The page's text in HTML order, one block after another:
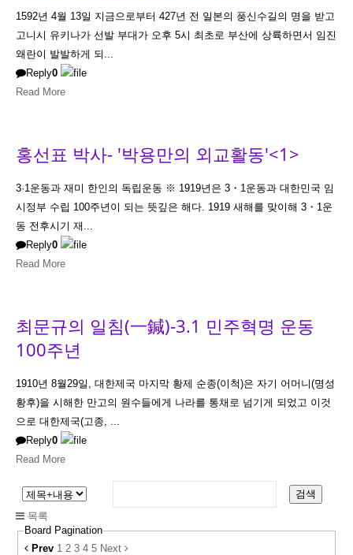
1592년 4월 13일 지금으로부터 427년 전 일본의 풍신수길의 명을 받고
고니시 유키나가 선발 부대가 오후 5시 최초로 부산에 상륙하면서 임진
왜란이 발발하게 되...
Reply0
Read More
홍선표 박사- '박용만의 외교활동'<1>
3·1운동과 재미 한인의 독립운동 ※ 1919년은 3・1운동과 대한민국 임
시정부 수립 100주년이 되는 뜻깊은 해다. 1919 새해를 맞이해 3・1운
동 전후시기 재...
Reply0
Read More
최문규의 일침(一鍼)-3.1 민주혁명 운동
100주년
1910년 8월29일, 대한제국 마지막 황제 순종(이척)은 자기 어머니(명성
황후)을 시해한 만고의 원수들에게 나라를 통채로 넘기게 되었고 이것
으로 대한제국(고종, ...
Reply0
Read More
검색
목록
Board Pagination
Prev 1 2 3 4 5 Next